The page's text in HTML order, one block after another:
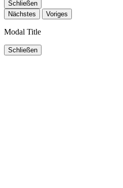
Schließen
Nächstes
Voriges
Modal Title
Schließen